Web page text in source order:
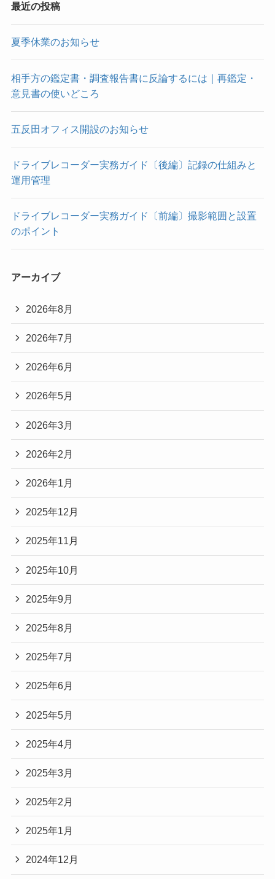
最近の投稿
夏季休業のお知らせ
相手方の鑑定書・調査報告書に反論するには｜再鑑定・
意見書の使いどころ
五反田オフィス開設のお知らせ
ドライブレコーダー実務ガイド〔後編〕記録の仕組みと
運用管理
ドライブレコーダー実務ガイド〔前編〕撮影範囲と設置
のポイント
アーカイブ
2026年8月
2026年7月
2026年6月
2026年5月
2026年3月
2026年2月
2026年1月
2025年12月
2025年11月
2025年10月
2025年9月
2025年8月
2025年7月
2025年6月
2025年5月
2025年4月
2025年3月
2025年2月
2025年1月
2024年12月